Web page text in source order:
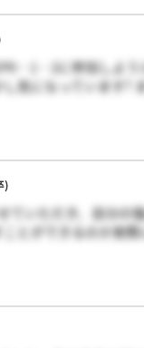
・1・2に参加しよ
気になっています?
)
ていただき、自分の
ことができるのか実